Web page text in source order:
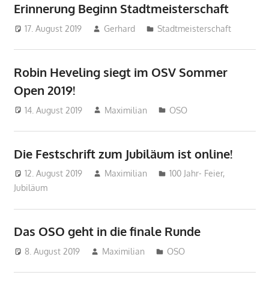
Erinnerung Beginn Stadtmeisterschaft
17. August 2019 Gerhard Stadtmeisterschaft
Robin Heveling siegt im OSV Sommer
Open 2019!
14. August 2019 Maximilian OSO
Die Festschrift zum Jubiläum ist online!
12. August 2019 Maximilian 100 Jahr- Feier,
Jubiläum
Das OSO geht in die finale Runde
8. August 2019 Maximilian OSO